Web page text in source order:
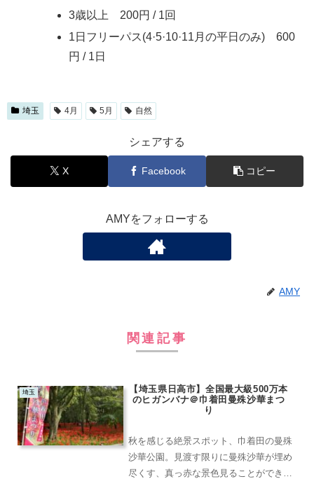
3歳以上 200円 / 1回
1日フリーパス(4·5·10·11月の平日のみ) 600
円 / 1日
埼玉 4月 5月 自然
シェアする
X Facebook コピー
AMYをフォローする
AMY
関連記事
埼玉
【埼玉県日高市】全国最大級500万本
のヒガンバナ＠巾着田曼殊沙華まつ
り
秋を感じる絶景スポット、巾着田の曼殊
沙華公園。見渡す限りに曼殊沙華が埋め
尽くす、真っ赤な景色見ることができま